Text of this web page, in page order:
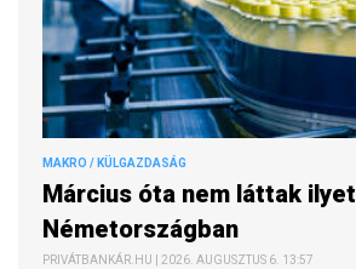
MAKRO / KÜLGAZDASÁG
Március óta nem láttak ilyet
Németországban
PRIVÁTBANKÁR.HU | 2026. AUGUSZTUS 6. 13:57